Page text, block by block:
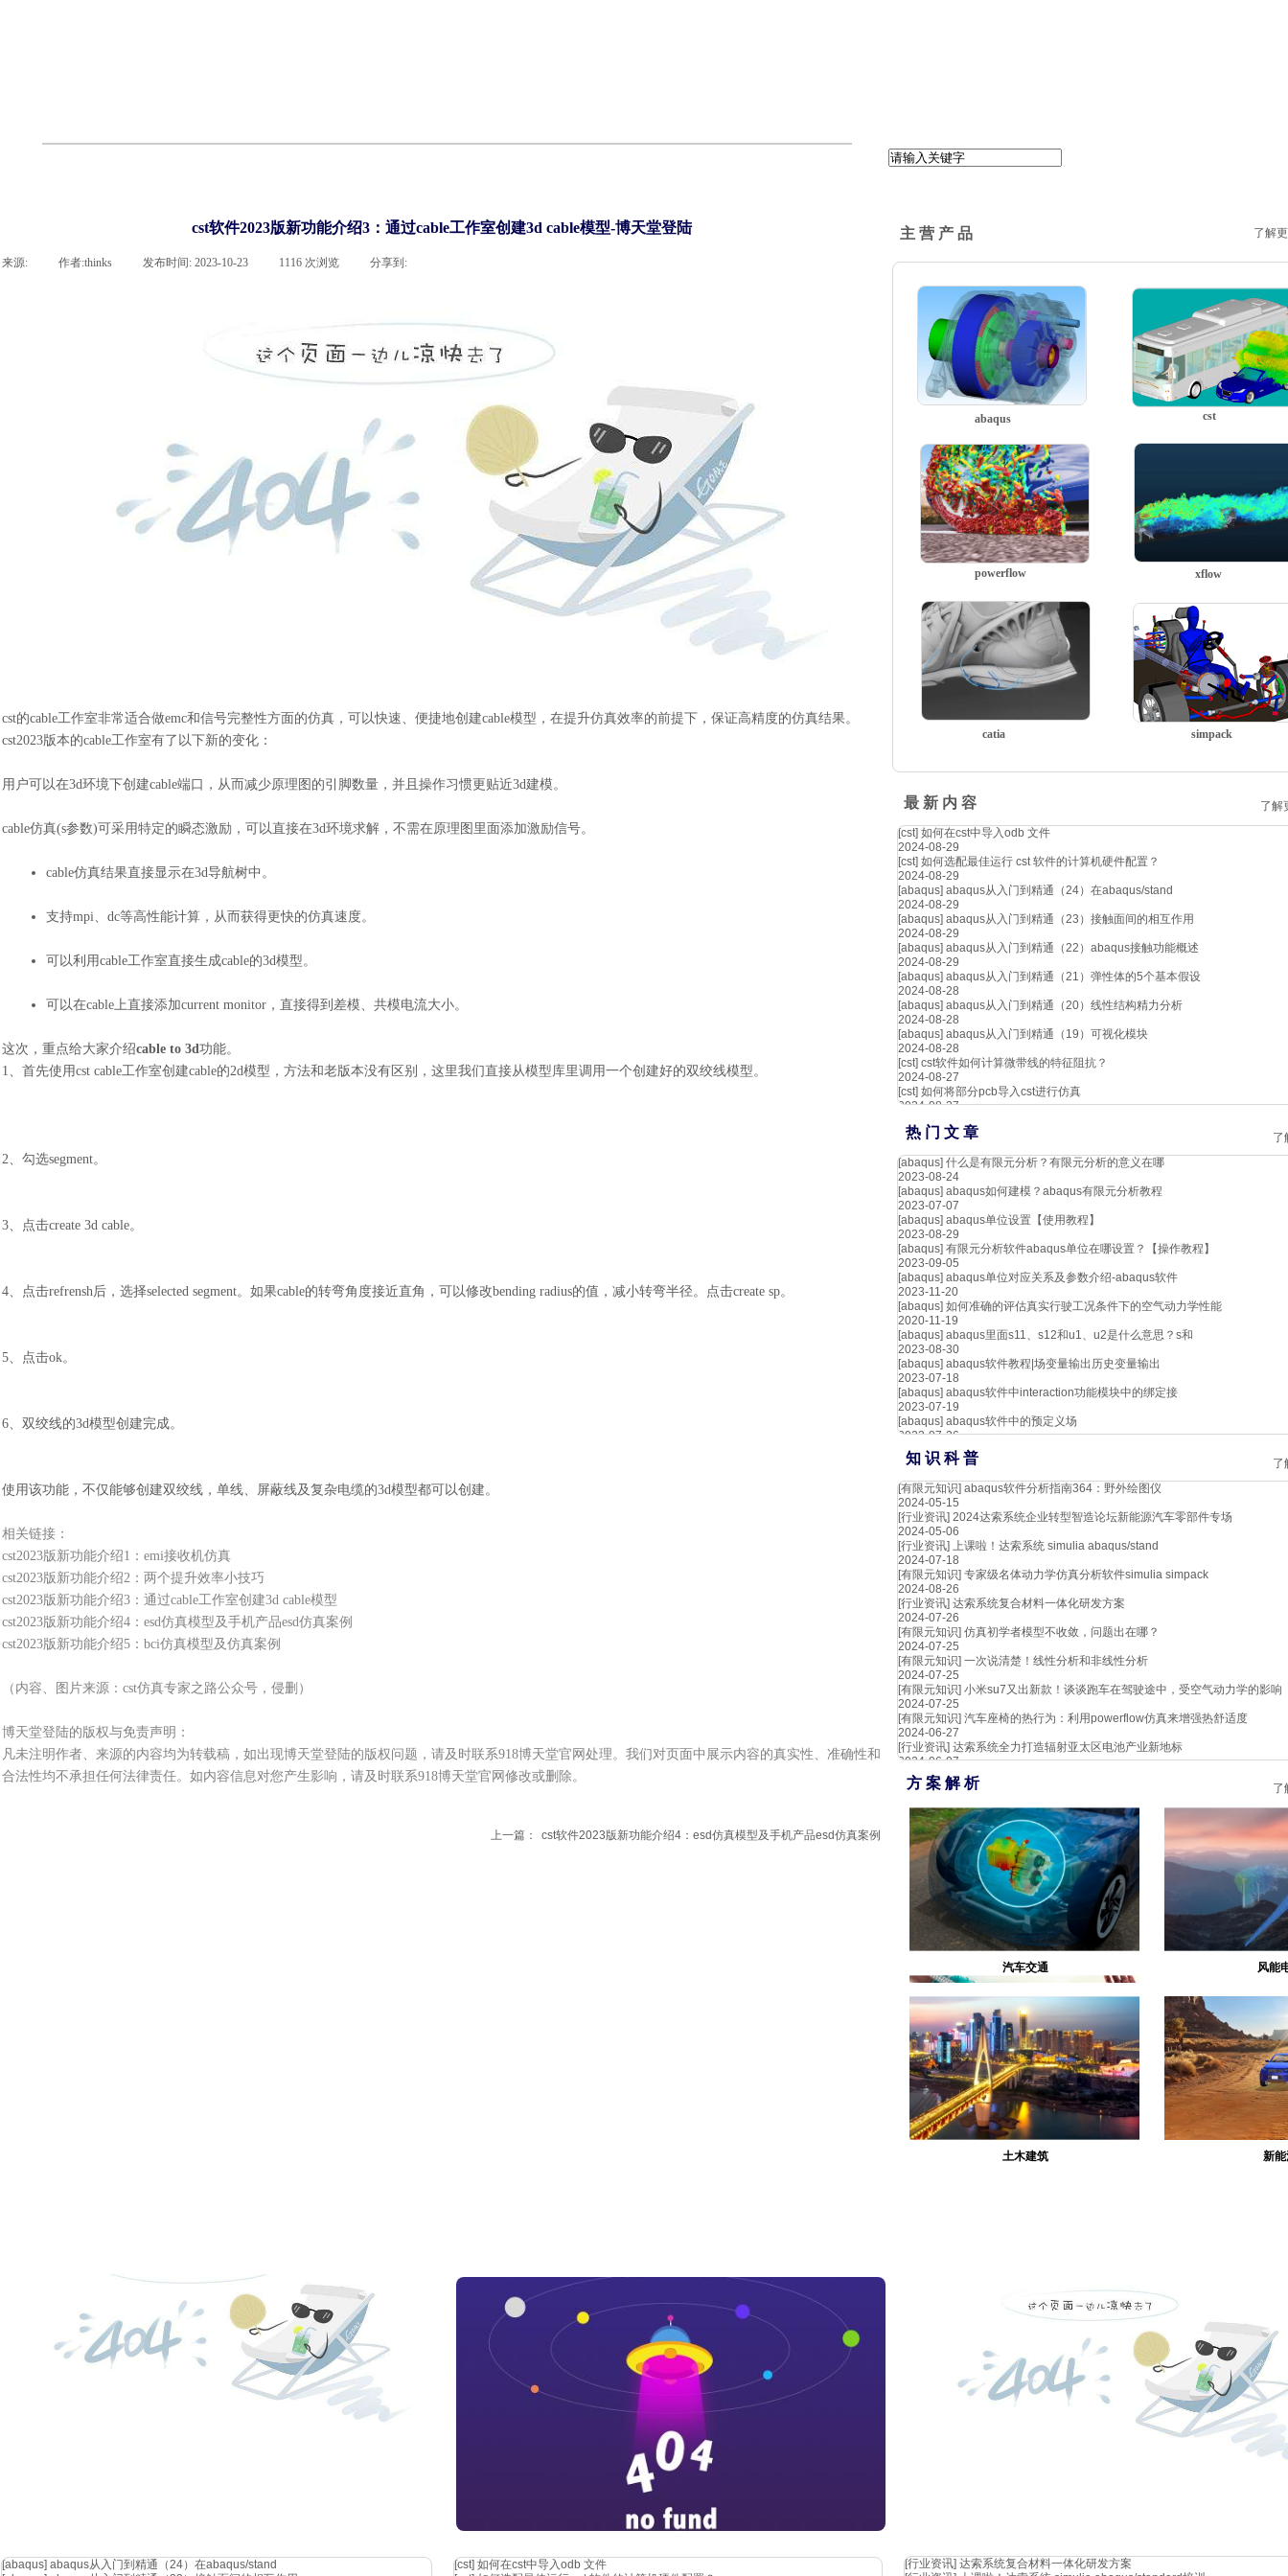
cst软件2023版新功能介绍3：通过cable工作室创建3d cable模型-博天堂登陆
来源: 作者:thinks 发布时间: 2023-10-23 1116 次浏览 分享到:
cst的cable工作室非常适合做emc和信号完整性方面的仿真，可以快速、便捷地创建cable模型，在提升仿真效率的前提下，保证高精度的仿真结果。
cst2023版本的cable工作室有了以下新的变化：
用户可以在3d环境下创建cable端口，从而减少原理图的引脚数量，并且操作习惯更贴近3d建模。
cable仿真(s参数)可采用特定的瞬态激励，可以直接在3d环境求解，不需在原理图里面添加激励信号。
cable仿真结果直接显示在3d导航树中。
支持mpi、dc等高性能计算，从而获得更快的仿真速度。
可以利用cable工作室直接生成cable的3d模型。
可以在cable上直接添加current monitor，直接得到差模、共模电流大小。
这次，重点给大家介绍cable to 3d功能。
1、首先使用cst cable工作室创建cable的2d模型，方法和老版本没有区别，这里我们直接从模型库里调用一个创建好的双绞线模型。
2、勾选segment。
3、点击create 3d cable。
4、点击refrensh后，选择selected segment。如果cable的转弯角度接近直角，可以修改bending radius的值，减小转弯半径。点击create sp。
5、点击ok。
6、双绞线的3d模型创建完成。
使用该功能，不仅能够创建双绞线，单线、屏蔽线及复杂电缆的3d模型都可以创建。
相关链接：
cst2023版新功能介绍1：emi接收机仿真
cst2023版新功能介绍2：两个提升效率小技巧
cst2023版新功能介绍3：通过cable工作室创建3d cable模型
cst2023版新功能介绍4：esd仿真模型及手机产品esd仿真案例
cst2023版新功能介绍5：bci仿真模型及仿真案例
（内容、图片来源： cst仿真专家之路公众号，侵删）
博天堂登陆的版权与免责声明：
凡未注明作者、来源的内容均为转载稿，如出现博天堂登陆的版权问题，请及时联系918博天堂官网处理。我们对页面中展示内容的真实性、准确性和
合法性均不承担任何法律责任。如内容信息对您产生影响，请及时联系918博天堂官网修改或删除。
上一篇： cst软件2023版新功能介绍4：esd仿真模型及手机产品esd仿真案例
主 营 产 品 了解
cst
abaqus
powerflow xflow
simpack
catia
最 新 内 容
了解
[cst] 如何在cst中导入odb 文件
2024-08-29
[cst] 如何选配最佳运行 cst 软件的计算机硬件配置？
2024-08-29
[abaqus] abaqus从入门到精通（24）在abaqus/stand
2024-08-29
[abaqus] abaqus从入门到精通（23）接触面间的相互作用
2024-08-29
[abaqus] abaqus从入门到精通（22）abaqus接触功能概述
2024-08-29
[abaqus] abaqus从入门到精通（21）弹性体的5个基本假设
2024-08-28
[abaqus] abaqus从入门到精通（20）线性结构精力分析
2024-08-28
[abaqus] abaqus从入门到精通（19）可视化模块
2024-08-28
[cst] cst软件如何计算微带线的特征阻抗？
2024-08-27
[cst] 如何将部分pcb导入cst进行仿真
2024-08-27
热 门 文 章
了
[abaqus] 什么是有限元分析？有限元分析的意义在哪
2023-08-24
[abaqus] abaqus如何建模？abaqus有限元分析教程
2023-07-07
[abaqus] abaqus单位设置【使用教程】
2023-08-29
[abaqus] 有限元分析软件abaqus单位在哪设置？【操作教程】
2023-09-05
[abaqus] abaqus单位对应关系及参数介绍-abaqus软件
2023-11-20
[abaqus] 如何准确的评估真实行驶工况条件下的空气动力学性能
2020-11-19
[abaqus] abaqus里面s11、s12和u1、u2是什么意思？s和
2023-08-30
[abaqus] abaqus软件教程|场变量输出历史变量输出
2023-07-18
[abaqus] abaqus软件中interaction功能模块中的绑定接
2023-07-19
[abaqus] abaqus软件中的预定义场
2023-07-26
知 识 科 普
了
[有限元知识] abaqus软件分析指南364：野外绘图仪
2024-05-15
[行业资讯] 2024达索系统企业转型智造论坛新能源汽车零部件专场
2024-05-06
[行业资讯] 上课啦！达索系统 simulia abaqus/stand
2024-07-18
[有限元知识] 专家级名体动力学仿真分析软件simulia simpack
2024-08-26
[行业资讯] 达索系统复合材料一体化研发方案
2024-07-26
[有限元知识] 仿真初学者模型不收敛，问题出在哪？
2024-07-25
[有限元知识] 一次说清楚！线性分析和非线性分析
2024-07-25
[有限元知识] 小米su7又出新款！谈谈跑车在驾驶途中，受空气动力学的影响
2024-07-25
[有限元知识] 汽车座椅的热行为：利用powerflow仿真来增强热舒适度
2024-06-27
[行业资讯] 达索系统全力打造辐射亚太区电池产业新地标
2024-06-07
方 案 解 析 了
汽车交通 风能
生物医疗
土木建筑
新
[行业资讯] 达索系统复合材料一体化研发方案
[abaqus] abaqus从入门到精通（24）在abaqus/stand
[cst] 如何在cst中导入odb 文件